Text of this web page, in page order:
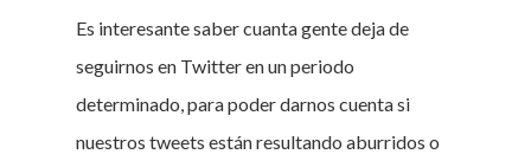
Es interesante saber cuanta gente deja de
seguirnos en Twitter en un periodo
determinado, para poder darnos cuenta si
nuestros tweets están resultando aburridos o